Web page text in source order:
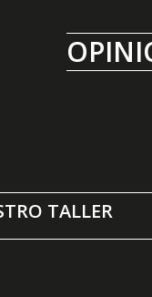
TALLER